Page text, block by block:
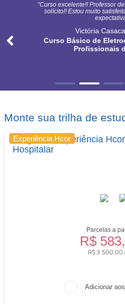
“Curso excelente!! Professor
solícito!! Estou muito
Victória
Curso Básico de
Profissionais
Monte sua trilha de
Experiência Hcor
Programa Experiência
Hospitalar
Parcelas a
R$
R$ 3.500,00
Adicionar